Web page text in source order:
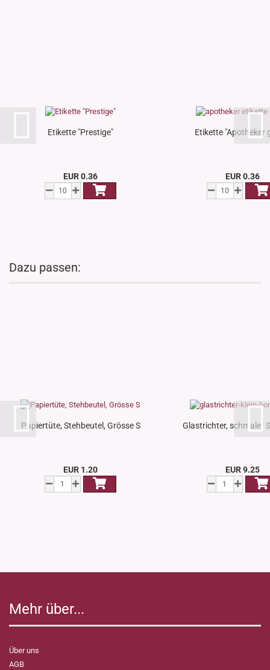
Etikette "Prestige"
EUR 0.36
Etikette "Apotheker
EUR 0.36
Dazu passen:
Papiertüte, Stehbeutel, Grösse S
EUR 1.20
Glastrichter, schmaler
EUR 9.25
Mehr über...
Über uns
AGB